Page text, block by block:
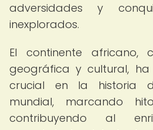
adversidades y
inexplorados.
El continente africano,
geográfica y cultural, ha
crucial en la historia
mundial, marcando
contribuyendo al